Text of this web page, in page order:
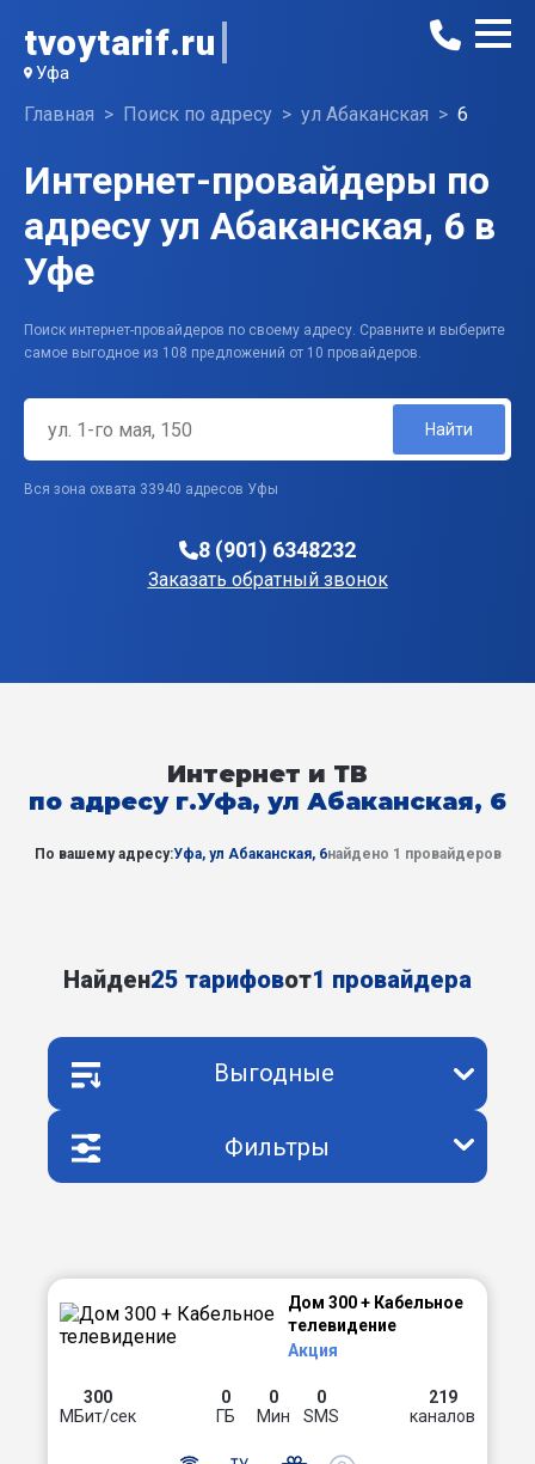
tvoytarif.ru
Уфа
Главная Поиск по адресу ул Абаканская 6
Интернет-провайдеры по
адресу ул Абаканская, 6 в
Уфе
Поиск интернет-провайдеров по своему адресу. Сравните и выберите
самое выгодное из 108 предложений от 10 провайдеров.
Найти
Вся зона охвата 33940 адресов Уфы
8 (901) 6348232
Заказать обратный звонок
Интернет и ТВ
по адресу г.Уфа, ул Абаканская, 6
По вашему адресу:Уфа, ул Абаканская, 6найдено 1 провайдеров
Найден25 тарифовот1 провайдера
Выгодные
Фильтры
Дом 300 + Кабельное
телевидение
Акция
300
МБит/сек
0
ГБ
0
Мин
0
SMS
219
каналов